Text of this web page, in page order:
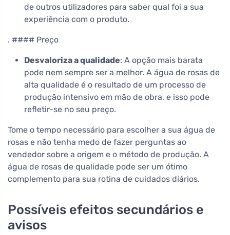
de outros utilizadores para saber qual foi a sua
experiência com o produto.
. #### Preço
Desvaloriza a qualidade: A opção mais barata
pode nem sempre ser a melhor. A água de rosas de
alta qualidade é o resultado de um processo de
produção intensivo em mão de obra, e isso pode
refletir-se no seu preço.
Tome o tempo necessário para escolher a sua água de
rosas e não tenha medo de fazer perguntas ao
vendedor sobre a origem e o método de produção. A
água de rosas de qualidade pode ser um ótimo
complemento para sua rotina de cuidados diários.
Possíveis efeitos secundários e
avisos